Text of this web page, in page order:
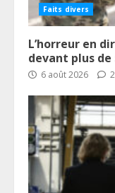
Faits divers
L’horreur en
devant plus de
6 août 2026 2